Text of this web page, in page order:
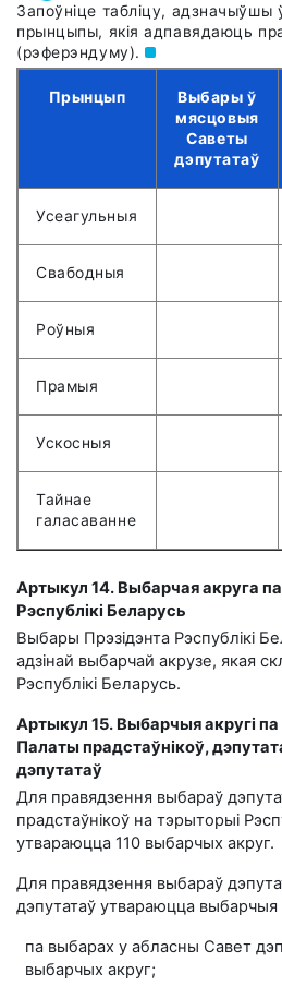
Запоўніце табліцу, адзначыўшы
прынцыпы, якія адпавядаюць
(рэферэндуму).
Прынцып
Выбары ў
мясцовыя
Саветы
дэпутатаў
Усеагульныя
Свабодныя
Роўныя
Прамыя
Ускосныя
Тайнае
галасаванне
Артыкул 14. Выбарчая акруга
Рэспублікі Беларусь
Выбары Прэзідэнта Рэспублікі
адзінай выбарчай акрузе, якая
Рэспублікі Беларусь.
Артыкул 15. Выбарчыя акругі
Палаты прадстаўнікоў,
дэпутатаў
Для правядзення выбараў
прадстаўнікоў на тэрыторыі
утвараюцца 110 выбарчых акруг.
Для правядзення выбараў
дэпутатаў утвараюцца выбарчыя
па выбарах у абласны Савет
выбарчых акруг;